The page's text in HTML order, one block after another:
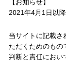
【お知らせ】
2021年4月1日以
当サイトに記載さ
ただくためのもの
判断と責任におい